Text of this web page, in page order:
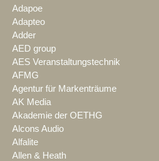
Adapoe
Adapteo
Adder
AED group
AES Veranstaltungstechnik
AFMG
Agentur für Markenträume
AK Media
Akademie der OETHG
Alcons Audio
Alfalite
Allen & Heath